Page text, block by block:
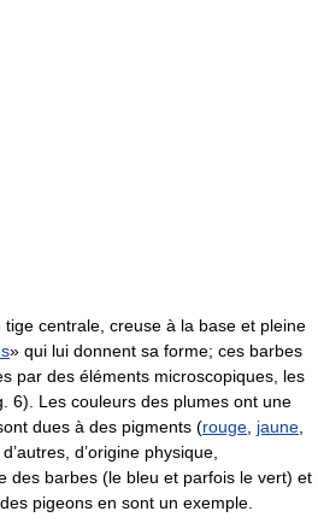
centrale, creuse à la base et pleine
» qui lui donnent sa forme; ces barbes
par des éléments microscopiques, les
6). Les couleurs des plumes ont une
dues à des pigments (rouge jaune
d’origine physique,
des barbes (le bleu et parfois le vert) et
pigeons en sont un exemple.